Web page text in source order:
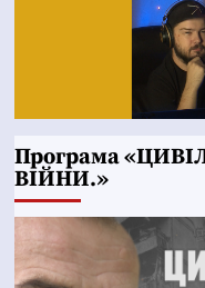
Програма
ВІЙНИ.»